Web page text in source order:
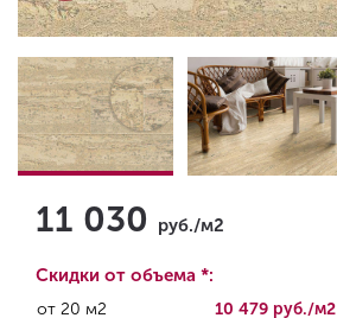
11 030 руб./м2
Скидки от объема *:
от 20 м2 10 479 руб./м2